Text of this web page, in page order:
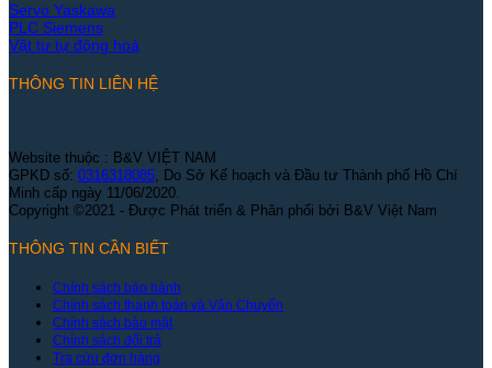
Servo Yaskawa
PLC Siemens
Vật tư tự động hoá
THÔNG TIN LIÊN HỆ
Website thuộc : B&V VIỆT NAM
GPKD số: 0316318085 , Do Sở Kế hoạch và Đầu tư Thành phố Hồ Chí
Minh cấp ngày 11/06/2020.
Copyright ©2021 - Được Phát triển & Phân phối bởi B&V Việt Nam
THÔNG TIN CẦN BIẾT
Chính sách bảo hành
Chính sách thanh toán và Vận Chuyển
Chính sách bảo mật
Chính sách đổi trả
Tra cứu đơn hàng